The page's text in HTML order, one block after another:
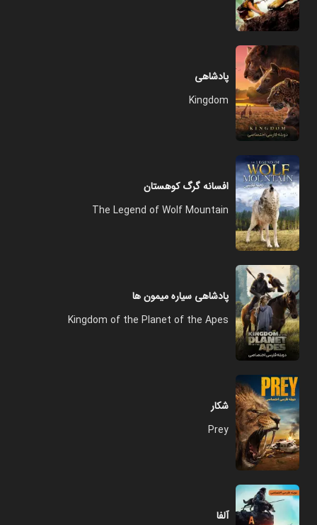
پادشاهی
Kingdom
افسانه گرگ کوهستان
The Legend of Wolf Mountain
پادشاهی سیاره میمون ها
Kingdom of the Planet of the Apes
شکار
Prey
آلفا